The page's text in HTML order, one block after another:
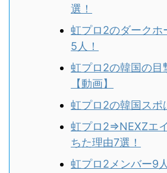
選！
虹プロ2のダークホ
5人！
虹プロ2の韓国の目
【動画】
虹プロ2の韓国スポ
虹プロ2⇒NEXZエ
ちた理由7選！
虹プロ2メンバー9